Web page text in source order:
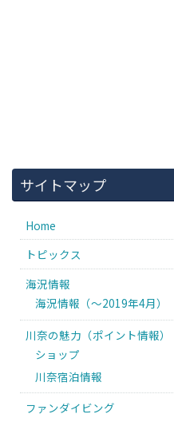
サイトマップ
Home
トピックス
海況情報
海況情報（〜2019年4月）
川奈の魅力（ポイント情報）
ショップ
川奈宿泊情報
ファンダイビング